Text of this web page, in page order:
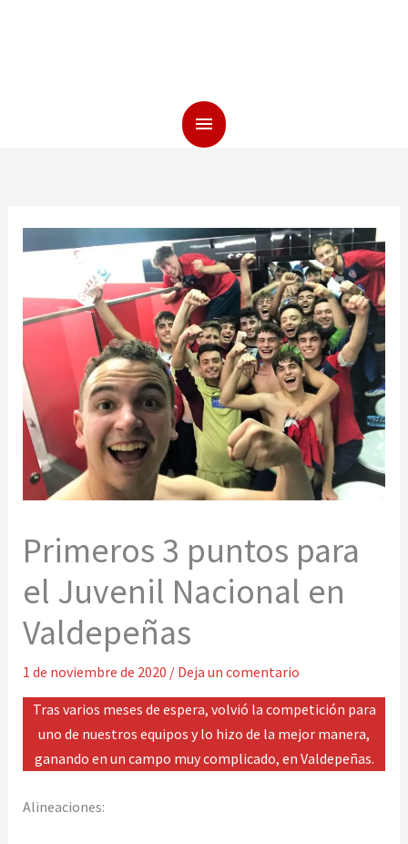
Primeros 3 puntos para
el Juvenil Nacional en
Valdepeñas
1 de noviembre de 2020 / Deja un comentario
Tras varios meses de espera, volvió la competición para
uno de nuestros equipos y lo hizo de la mejor manera,
ganando en un campo muy complicado, en Valdepeñas.
Alineaciones: